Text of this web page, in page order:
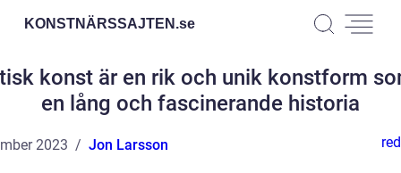
KONSTNÄRSSAJTEN.se
konst är en rik och unik konstform
en lång och fascinerande historia
2023 Jon Larsson